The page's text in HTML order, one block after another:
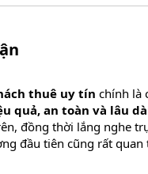
thuê uy tín chính là
quả, an toàn và lâu
đồng thời lắng nghe
đầu tiên cũng rất quan